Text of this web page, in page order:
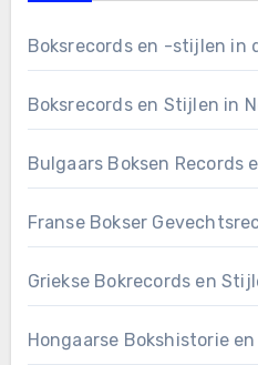
Boksrecords en -stijlen in
Boksrecords en Stijlen in
Bulgaars Boksen Records
Franse Bokser
Griekse Bokrecords en
Hongaarse Bokshistorie